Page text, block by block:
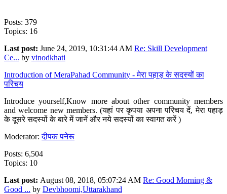
Posts: 379
Topics: 16
Last post: June 24, 2019, 10:31:44 AM Re: Skill Development
Ce... by vinodkhati
Introduction of MeraPahad Community - मेरा पहाड़ के सदस्यों का
परिचय
Introduce yourself,Know more about other community members
and welcome new members. (यहां पर कृपया अपना परिचय दें, मेरा पहाड़
के दूसरे सदस्यों के बारे में जानें और नये सदस्यों का स्वागत करें )
Moderator:दीपक पनेरू
Posts: 6,504
Topics: 10
Last post: August 08, 2018, 05:07:24 AM Re: Good Morning &
Good ... by Devbhoomi,Uttarakhand